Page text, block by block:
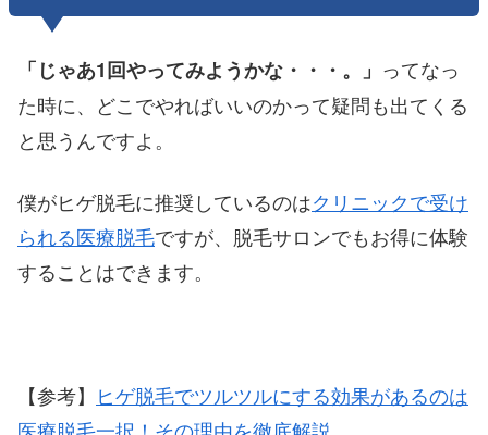
「じゃあ1回やってみようかな・・・。」 ってなっ
た時に、どこでやればいいのかって疑問も出てくる
と思うんですよ。
僕がヒゲ脱毛に推奨しているのはクリニックで受け
られる医療脱毛ですが、脱毛サロンでもお得に体験
することはできます。
【参考】 ヒゲ脱毛でツルツルにする効果があるのは